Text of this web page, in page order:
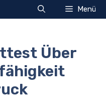
Menü
Über